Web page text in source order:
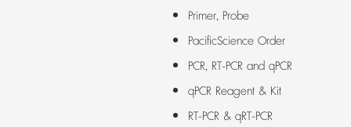
Primer, Probe
PacificScience Order
PCR, RT-PCR and qPCR
qPCR Reagent & Kit
RT-PCR & qRT-PCR